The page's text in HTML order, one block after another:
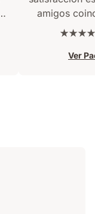
amigos
Emma
EL BUEN
★★★★★
Ver